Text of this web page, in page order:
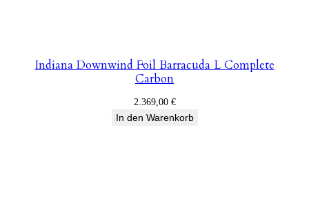
Indiana Downwind Foil Barracuda L Complete
Carbon
2.369,00 €
In den Warenkorb